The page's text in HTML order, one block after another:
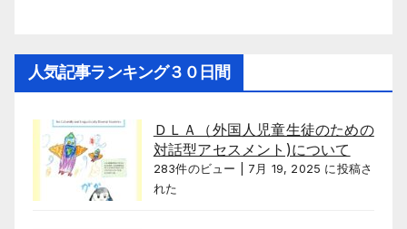
人気記事ランキング３０日間
ＤＬＡ（外国人児童生徒のための
対話型アセスメント)について
283件のビュー
7月 19, 2025 に投稿さ
れた